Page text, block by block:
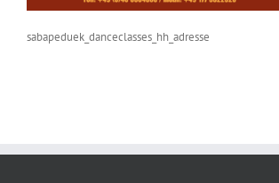
sabapeduek_danceclasses_hh_adresse